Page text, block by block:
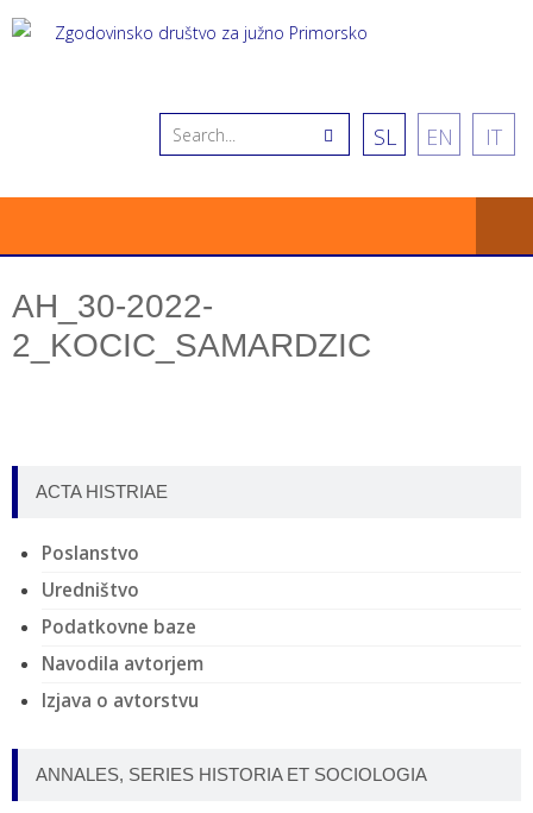
SL EN IT
AH_30-2022-
2_KOCIC_SAMARDZIC
ACTA HISTRIAE
Poslanstvo
Uredništvo
Podatkovne baze
Navodila avtorjem
Izjava o avtorstvu
ANNALES, SERIES HISTORIA ET SOCIOLOGIA